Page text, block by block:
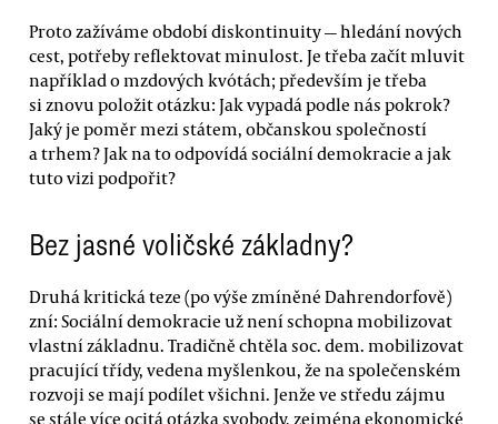
Proto zažíváme období diskontinuity — hledání nových
cest, potřeby reflektovat minulost. Je třeba začít mluvit
například o mzdových kvótách; především je třeba
si znovu položit otázku: Jak vypadá podle nás pokrok?
Jaký je poměr mezi státem, občanskou společností
a trhem? Jak na to odpovídá sociální demokracie a jak
tuto vizi podpořit?
Bez jasné voličské základny?
Druhá kritická teze (po výše zmíněné Dahrendorfově)
zní: Sociální demokracie už není schopna mobilizovat
vlastní základnu. Tradičně chtěla soc. dem. mobilizovat
pracující třídy, vedena myšlenkou, že na společenském
rozvoji se mají podílet všichni. Jenže ve středu zájmu
se stále více ocitá otázka svobody, zejména ekonomické